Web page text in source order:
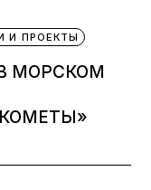
И ПРОЕКТЫ
МОРСКОМ